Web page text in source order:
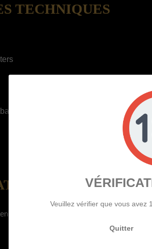
TECHNIQUES
/ vanille / caramel
un dosage de 3 à 6 mg/ml.
Veuillez vérifier que vous avez
Quitter